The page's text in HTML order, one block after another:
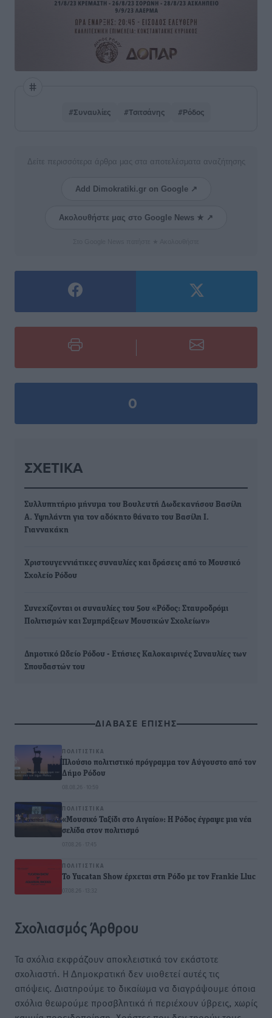
#Συναυλίες #Τσιτσάνης #Ρόδος
Δείτε περισσότερα άρθρα μας στα αποτελέσματα αναζήτησης
Add Dimokratiki.gr on Google ↗
Ακολουθήστε μας στο Google News ★ ↗
0
ΣΧΕΤΙΚΆ
Συλλυπητήριο μήνυμα του Βουλευτή Δωδεκανήσου Βασίλη
Α. Υψηλάντη για τον αδόκητο θάνατο του Βασίλη Ι.
Γιαννακάκη
Χριστουγεννιάτικες συναυλίες και δράσεις από το Μουσικό
Σχολείο Ρόδου
Συνεχίζονται οι συναυλίες του 5ου «Ρόδος: Σταυροδρόμι
Πολιτισμών και Συμπράξεων Μουσικών Σχολείων»
Δημοτικό Ωδείο Ρόδου - Ετήσιες Καλοκαιρινές Συναυλίες των
Σπουδαστών του
ΔΙΑΒΑΣΕ ΕΠΙΣΗΣ
ΠΟΛΙΤΙΣΤΙΚΆ
Πλούσιο πολιτιστικό πρόγραμμα τον Αύγουστο από τον
Δήμο Ρόδου
08.08.26 · 10:59
ΠΟΛΙΤΙΣΤΙΚΆ
«Μουσικό Ταξίδι στο Αιγαίο»: Η Ρόδος έγραψε μια νέα
σελίδα στον πολιτισμό
07.08.26 · 17:45
ΠΟΛΙΤΙΣΤΙΚΆ
Το Yucatan Show έρχεται στη Ρόδο με τον Frankie Lluc
07.08.26 · 13:32
Σχολιασμός Άρθρου
Τα σχόλια εκφράζουν αποκλειστικά τον εκάστοτε
σχολιαστή. Η Δημοκρατική δεν υιοθετεί αυτές τις
απόψεις. Διατηρούμε το δικαίωμα να διαγράψουμε όποια
σχόλια θεωρούμε προσβλητικά ή περιέχουν ύβρεις, χωρίς